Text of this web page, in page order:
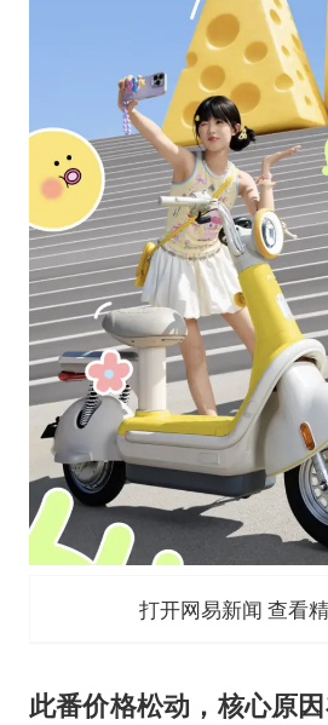
打开网易新闻 查看
此番价格松动，核心原